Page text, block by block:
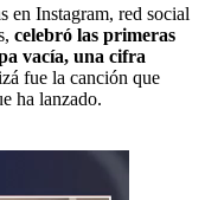
en Instagram, red social
celebró las primeras
vacía, una cifra
fue la canción que
ha lanzado.